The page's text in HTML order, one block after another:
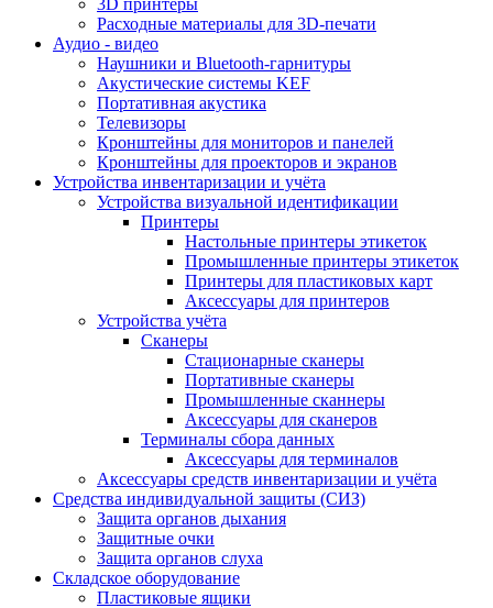
Расходные материалы для 3D-печати
Аудио - видео
Наушники и Bluetooth-гарнитуры
Акустические системы KEF
Портативная акустика
Телевизоры
Кронштейны для мониторов и панелей
Кронштейны для проекторов и экранов
Устройства инвентаризации и учёта
Устройства визуальной идентификации
Принтеры
Настольные принтеры этикеток
Промышленные принтеры этикеток
Принтеры для пластиковых карт
Аксессуары для принтеров
Устройства учёта
Сканеры
Стационарные сканеры
Портативные сканеры
Промышленные сканнеры
Аксессуары для сканеров
Терминалы сбора данных
Аксессуары для терминалов
Аксессуары средств инвентаризации и учёта
Средства индивидуальной защиты (СИЗ)
Защита органов дыхания
Защитные очки
Защита органов слуха
Складское оборудование
Пластиковые ящики